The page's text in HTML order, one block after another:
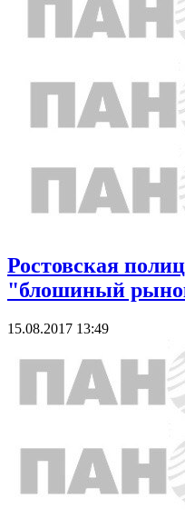
Ростовская
"блошиный
15.08.2017 13:49